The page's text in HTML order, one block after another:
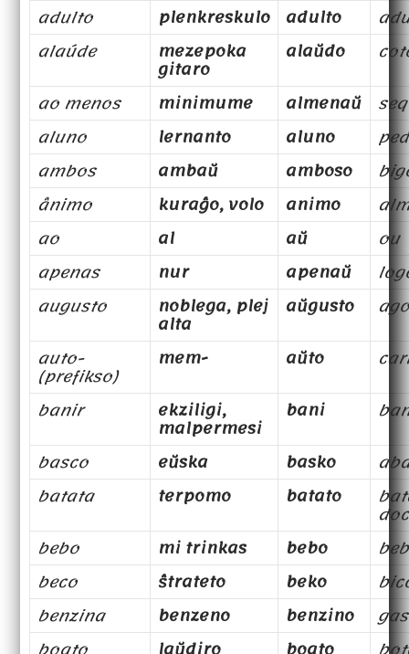
adulto
plenkreskulo adulto
alaúde
mezepoka
gitaro
alaŭdo
ao menos
minimume almenaŭ
aluno
lernanto aluno
ambos
ambaŭ amboso
ânimo
kuraĝo, volo animo
ao
al aŭ
ou
apenas
nur apenaŭ
augusto
noblega, plej
alta
aŭgusto
auto-
(prefikso)
mem- aŭto
banir
ekziligi,
malpermesi
bani
basco
eŭska basko
batata
terpomo batato
bebo
mi trinkas bebo
beco
ŝtrateto beko
benzina
benzeno benzino